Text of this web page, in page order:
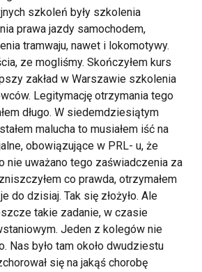
szkoleń były szkolenia
prawa jazdy samochodem,
tramwaju, nawet i lokomotywy.
ze mogliśmy. Skończyłem kurs
zakład w Warszawie szkolenia
Legitymację otrzymania tego
długo. W siedemdziesiątym
malucha to musiałem iść na
obowiązujące w PRL- u, że
nie uważano tego zaświadczenia za
co prawda, otrzymałem
do dzisiaj. Tak się złożyło. Ale
takie zadanie, w czasie
Jeden z kolegów nie
Nas było tam około dwudziestu
się na jakąś chorobę